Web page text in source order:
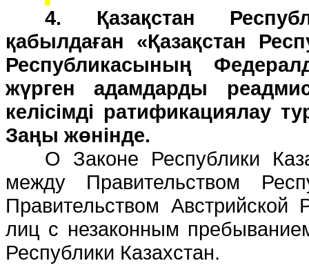
4. Қазақстан
қабылдаған «Қазақстан
Республикасының
жүрген адамдарды
келісімді ратификациялау
Заңы жөнінде.
О Законе Республики
между Правительством
Правительством
лиц с незаконным
Республики Казахстан.